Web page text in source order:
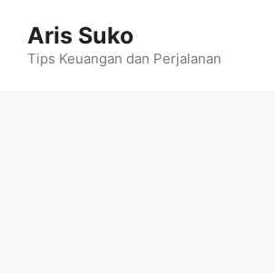
content
Aris Suko
Tips Keuangan dan Perjalanan